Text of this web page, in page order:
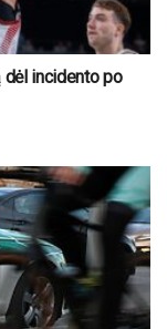
incidento po